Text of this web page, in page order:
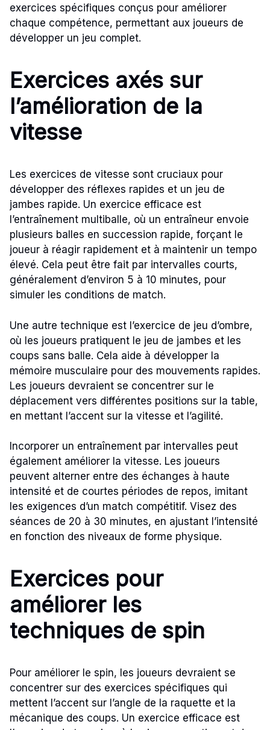
exercices spécifiques conçus pour améliorer
chaque compétence, permettant aux joueurs de
développer un jeu complet.
Exercices axés sur
l’amélioration de la
vitesse
Les exercices de vitesse sont cruciaux pour
développer des réflexes rapides et un jeu de
jambes rapide. Un exercice efficace est
l’entraînement multiballe, où un entraîneur envoie
plusieurs balles en succession rapide, forçant le
joueur à réagir rapidement et à maintenir un tempo
élevé. Cela peut être fait par intervalles courts,
généralement d’environ 5 à 10 minutes, pour
simuler les conditions de match.
Une autre technique est l’exercice de jeu d’ombre,
où les joueurs pratiquent le jeu de jambes et les
coups sans balle. Cela aide à développer la
mémoire musculaire pour des mouvements rapides.
Les joueurs devraient se concentrer sur le
déplacement vers différentes positions sur la table,
en mettant l’accent sur la vitesse et l’agilité.
Incorporer un entraînement par intervalles peut
également améliorer la vitesse. Les joueurs
peuvent alterner entre des échanges à haute
intensité et de courtes périodes de repos, imitant
les exigences d’un match compétitif. Visez des
séances de 20 à 30 minutes, en ajustant l’intensité
en fonction des niveaux de forme physique.
Exercices pour
améliorer les
techniques de spin
Pour améliorer le spin, les joueurs devraient se
concentrer sur des exercices spécifiques qui
mettent l’accent sur l’angle de la raquette et la
mécanique des coups. Un exercice efficace est